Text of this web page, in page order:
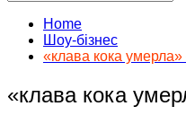
Home
Шоу-бізнес
«клава кока умерла»
«клава кока